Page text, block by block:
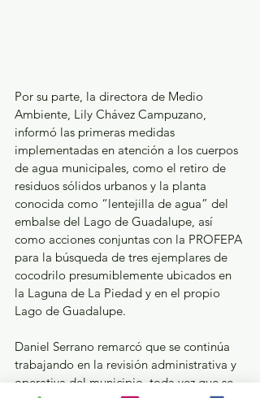
Por su parte, la directora de Medio
Ambiente, Lily Chávez Campuzano,
informó las primeras medidas
implementadas en atención a los cuerpos
de agua municipales, como el retiro de
residuos sólidos urbanos y la planta
conocida como “lentejilla de agua” del
embalse del Lago de Guadalupe, así
como acciones conjuntas con la PROFEPA
para la búsqueda de tres ejemplares de
cocodrilo presumiblemente ubicados en
la Laguna de La Piedad y en el propio
Lago de Guadalupe.
Daniel Serrano remarcó que se continúa
trabajando en la revisión administrativa y
operativa del municipio, toda vez que se